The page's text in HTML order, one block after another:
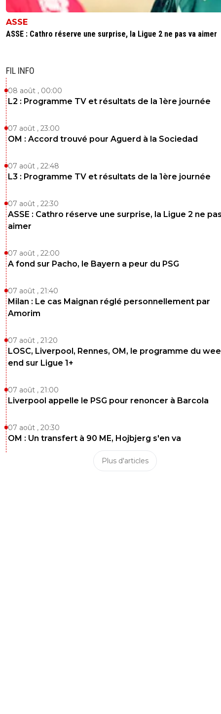
ASSE
ASSE : Cathro réserve une surprise, la Ligue 2 ne pas va aimer
FIL INFO
08 août , 00:00
L2 : Programme TV et résultats de la 1ère journée
07 août , 23:00
OM : Accord trouvé pour Aguerd à la Sociedad
07 août , 22:48
L3 : Programme TV et résultats de la 1ère journée
07 août , 22:30
ASSE : Cathro réserve une surprise, la Ligue 2 ne
aimer
07 août , 22:00
A fond sur Pacho, le Bayern a peur du PSG
07 août , 21:40
Milan : Le cas Maignan réglé personnellement par
Amorim
07 août , 21:20
LOSC, Liverpool, Rennes, OM, le programme du
end sur Ligue 1+
07 août , 21:00
Liverpool appelle le PSG pour renoncer à Barcola
07 août , 20:30
OM : Un transfert à 90 ME, Hojbjerg s'en va
Plus d'articles